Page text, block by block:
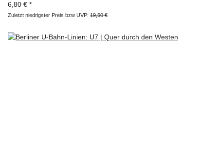
6,80 € *
Zuletzt niedrigster Preis bzw UVP: 19,50 €